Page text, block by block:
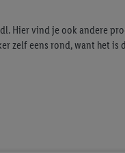
Hier vind je ook andere
zelf eens rond, want het is
meer informatie